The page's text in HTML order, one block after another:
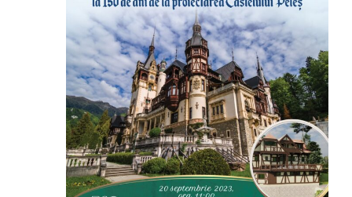
Biblioteca digitală